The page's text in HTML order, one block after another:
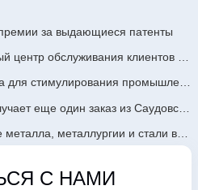
за выдающиеся патенты
Объединение мирового опыта для стимулирования промышленного обновления | Первый международный тренинг по высокотехнологичному непрерывному цинкованию GalvInfo China успешно завершен
С НАМИ